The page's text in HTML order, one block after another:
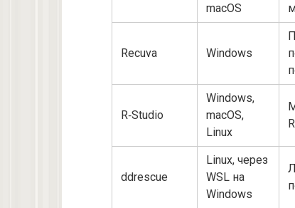
macOS
Recuva Windows
R‑Studio
Windows,
macOS,
Linux
ddrescue
Linux, через
WSL на
Windows